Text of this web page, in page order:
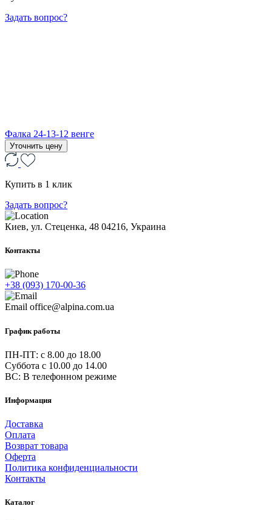
Задать вопрос?
Фалка 24-13-12 венге
Уточнить цену
Купить в 1 клик
Задать вопрос?
Киев, ул. Стеценка, 48 04216, Украина
Контакты
+38 (093) 170-00-36
Email office@alpina.com.ua
График работы
ПН-ПТ: c 8.00 до 18.00
Суббота с 10.00 до 14.00
ВС: В телефонном режиме
Информация
Доставка
Оплата
Возврат товара
Оферта
Политика конфиденциальности
Контакты
Каталог